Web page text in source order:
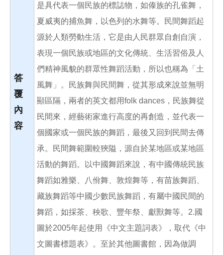
答
覆
內
容
是具代表一個民族的標誌物，如傣族的孔雀舞，
夏威夷的捕魚舞，以色列的水舞等。民間舞蹈起
源於人類勞動生活，它是由人民群眾自創自演，
表現一個民族或地區的文化傳統、生活習俗及人
們精神風貌的群眾性舞蹈活動，所以也稱為「土
風舞」。民族舞與民間舞，從其形成來說並無明
顯區隔，兩者的英文都用folk dances，民族舞從
民間來，經藝術家進行高度的再創造，並代表一
個國家或一個民族的舞蹈，最後又回到民間去傳
承。民間舞範圍較狹隘，源自於某地區或某地區
活動的舞蹈。以中國舞蹈來說，有中國傳統民族
舞蹈如雅樂、八佾舞、敦煌舞等，有苗族舞蹈、
藏族舞蹈等中國少數民族舞蹈，有屬中國民間的
舞蹈，如採茶、秧歌、豐年祭、獻獸舞等。2.國
圖於2005年起使用《中文主題詞表》，取代《中
文圖書標題表》。至於其他圖書館，因為做調